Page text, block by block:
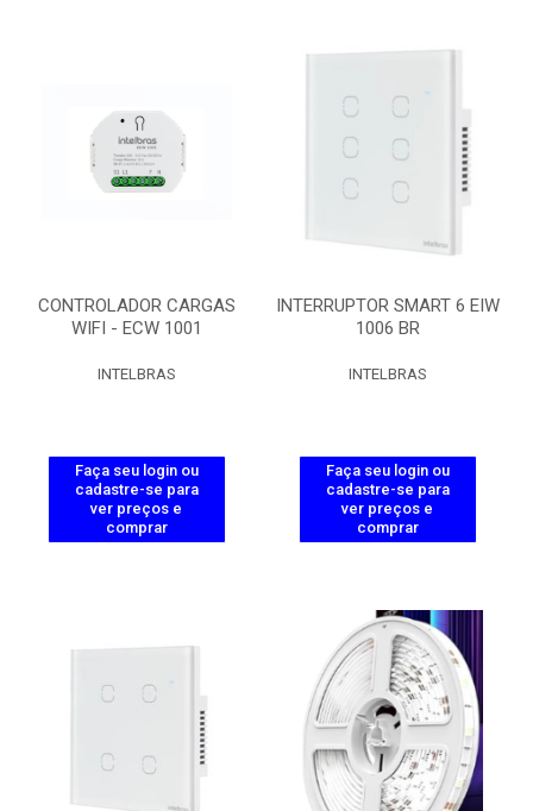
CONTROLADOR CARGAS
WIFI - ECW 1001
INTELBRAS
Faça seu login ou
cadastre-se para
ver preços e
comprar
INTERRUPTOR SMART 6 EIW
1006 BR
INTELBRAS
Faça seu login ou
cadastre-se para
ver preços e
comprar